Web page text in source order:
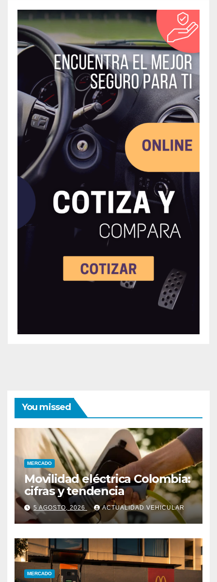
You missed
MERCADO
Movilidad eléctrica Colombia:
cifras y tendencia
5 AGOSTO, 2026 ACTUALIDAD VEHICULAR
MERCADO